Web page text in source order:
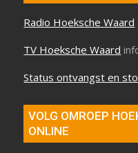
Radio Hoeksche Waard
TV Hoeksche Waard
Status ontvangst en
VOLG OMROEP
ONLINE